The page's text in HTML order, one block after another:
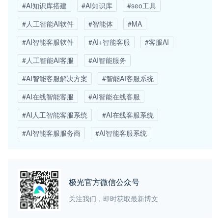
#AI知识库搭建
#AI知识库
#seo工具
#人工智能AI软件
#智能体
#MA
#AI智能客服软件
#AI+智能客服
#客服AI
#人工智能AI客服
#AI智能服务
#AI智能客服解决方案
#智能AI客服系统
#AI在线智能客服
#AI智能在线客服
#AI人工智能客服系统
#AI在线客服系统
#AI智能客服服务商
#AI智能客服系统
极光官方微信公众号
关注我们，即时获取最新博文